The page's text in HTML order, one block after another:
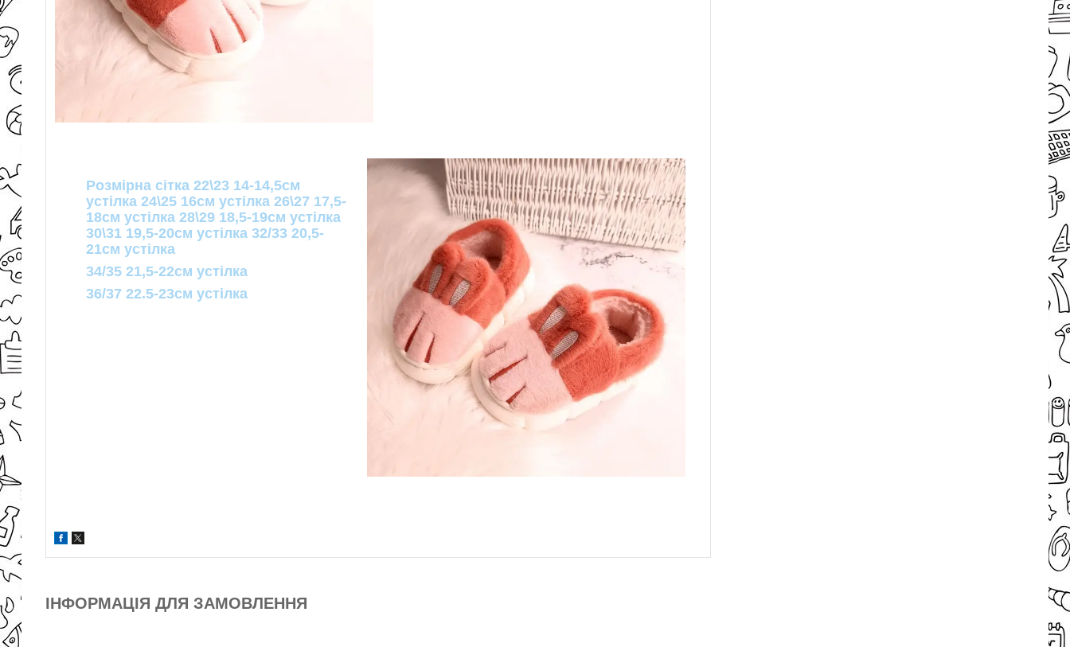
Розмірна сітка 22\23 14-14,5см
устілка 24\25 16см устілка 26\27 17,5-
18см устілка 28\29 18,5-19см устілка
30\31 19,5-20см устілка 32/33 20,5-
21см устілка
34/35 21,5-22см устілка
36/37 22.5-23см устілка
ІНФОРМАЦІЯ ДЛЯ ЗАМОВЛЕННЯ